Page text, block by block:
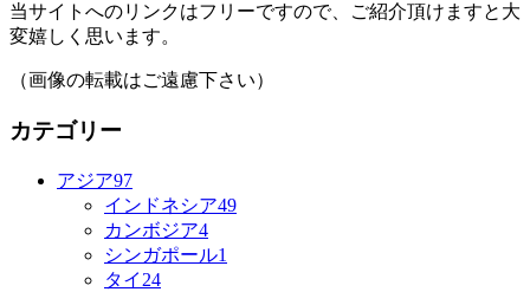
当サイトへのリンクはフリーですので、ご紹介頂けますと大
変嬉しく思います。
（画像の転載はご遠慮下さい）
カテゴリー
アジア97
インドネシア49
カンボジア4
シンガポール1
タイ 24